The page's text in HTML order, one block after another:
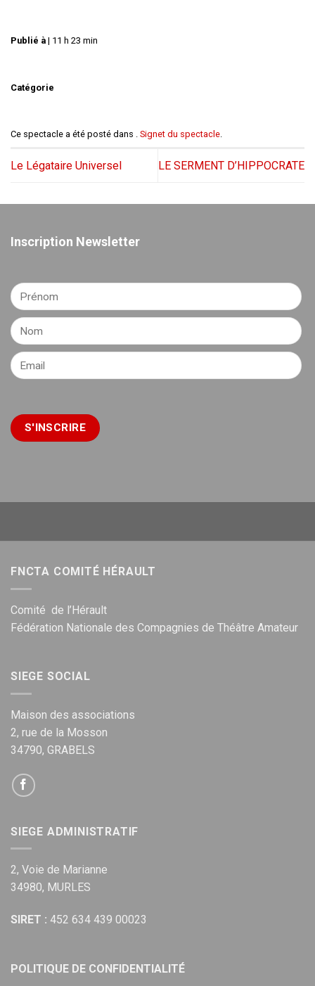
Publié à | 11 h 23 min
Catégorie
Ce spectacle a été posté dans . Signet du spectacle.
Le Légataire Universel LE SERMENT D’HIPPOCRATE
Inscription Newsletter
FNCTA COMITÉ HÉRAULT
Comité de l’Hérault
Fédération Nationale des Compagnies de Théâtre Amateur
SIEGE SOCIAL
Maison des associations
2, rue de la Mosson
34790, GRABELS
SIEGE ADMINISTRATIF
2, Voie de Marianne
34980, MURLES
SIRET : 452 634 439 00023
POLITIQUE DE CONFIDENTIALITÉ